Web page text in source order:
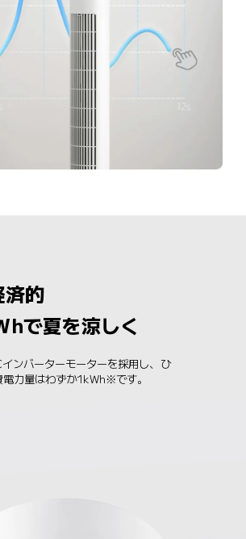
済的
で夏を涼しく
ンバーターモーターを採用し、ひ
力量はわずか1kWh※です。